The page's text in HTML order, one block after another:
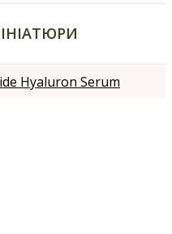
Hyaluron Serum